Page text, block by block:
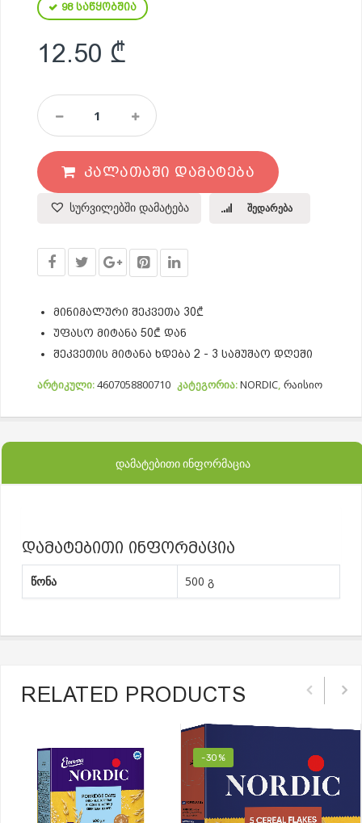
98 საწყობშია
12.50 ₾
Ფინური
Შვრიის
Ფაფა
(ჰერკულესი)
QuantityᲙᲐᲚᲐᲗᲐᲨᲘ ᲓᲐᲛᲐᲢᲔᲑᲐ
სურვილებში დამატება შედარება
მინიმალური შეკვეთა 30₾
უფასო მიტანა 50₾ დან
შეკვეთის მიტანა ხდება 2 - 3 სამუშაო დღეში
არტიკული:4607058800710 კატეგორია:NORDIC, რაისიო
ᲓᲐᲛᲐᲢᲔᲑᲘᲗᲘ ᲘᲜᲤᲝᲠᲛᲐᲪᲘᲐ
დამატებითი ინფორმაცია
წონა 500 გ
RELATED PRODUCTS
-30%